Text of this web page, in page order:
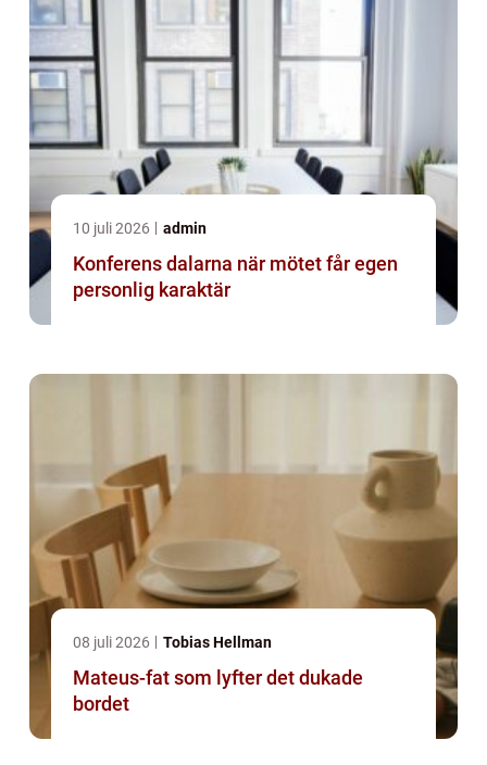
10 juli 2026 admin
Konferens dalarna när mötet får egen
personlig karaktär
08 juli 2026 Tobias Hellman
Mateus-fat som lyfter det dukade
bordet